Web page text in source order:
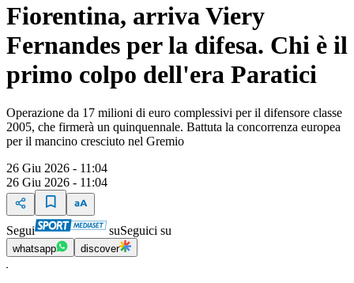
Fiorentina, arriva Viery
Fernandes per la difesa. Chi è il
primo colpo dell'era Paratici
Operazione da 17 milioni di euro complessivi per il difensore classe
2005, che firmerà un quinquennale. Battuta la concorrenza europea
per il mancino cresciuto nel Gremio
26 Giu 2026 - 11:04
26 Giu 2026 - 11:04
Segui suSeguici su
whatsapp discover